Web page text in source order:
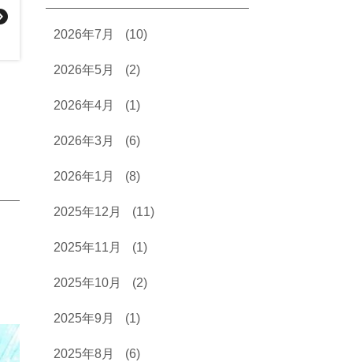
2026年7月 (10)
2026年5月 (2)
2026年4月 (1)
2026年3月 (6)
2026年1月 (8)
2025年12月 (11)
2025年11月 (1)
2025年10月 (2)
2025年9月 (1)
2025年8月 (6)